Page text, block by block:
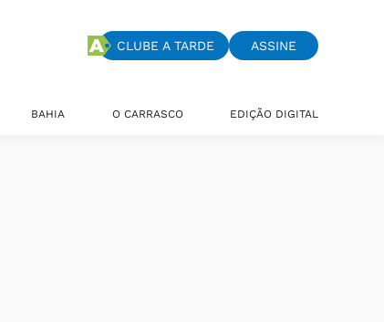
CLUBE A TARDE ASSINE
BAHIA O CARRASCO EDIÇÃO DIGITAL